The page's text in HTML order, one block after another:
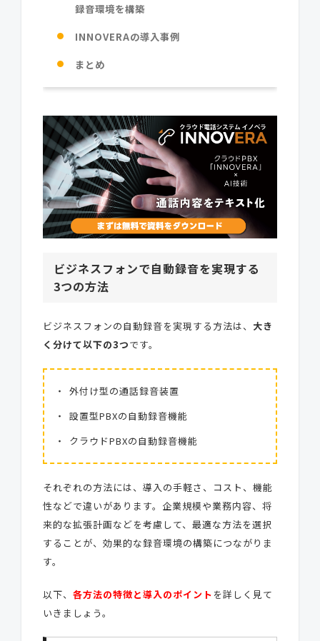
録音環境を構築
INNOVERAの導入事例
まとめ
ビジネスフォンで自動録音を実現する
3つの方法
ビジネスフォンの自動録音を実現する方法は、 大き
く分けて以下の3つです。
外付け型の通話録音装置
設置型PBXの自動録音機能
クラウドPBXの自動録音機能
それぞれの方法には、導入の手軽さ、コスト、機能
性などで違いがあります。企業規模や業務内容、将
来的な拡張計画などを考慮して、最適な方法を選択
することが、効果的な録音環境の構築につながりま
す。
以下、 各方法の特徴と導入のポイント を詳しく見て
いきましょう。